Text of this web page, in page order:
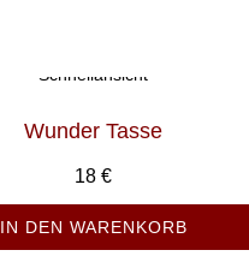
Schnellansicht
Wunder Tasse
18€
IN DEN WARENKORB